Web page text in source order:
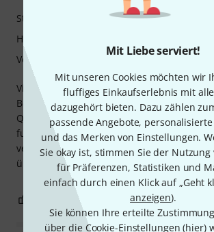
Mit Liebe serviert!
Mit unseren Cookies möchten wir
fluffiges Einkaufserlebnis mit
dazugehört bieten. Dazu zählen
passende Angebote,
und das Merken von Einstellungen.
Sie okay ist, stimmen Sie der Nutzung
für Präferenzen, Statistiken und
einfach durch einen Klick auf „Geht
anzeigen).
Sie können Ihre erteilte
über die Cookie-Einstellungen (hier)
Viel braucht man nicht zu sagen -
Befürchtung, für kleines Geld auch nur eine
Qualität zu bekommen, zeigt sich die
funktionell, gut gepolstert und auch gut
verarbeitet. Insgesamt eine runde Sache
überraschen konnte!
Stabilität
Handling
Verarbeitung
0 BEWERTUNG MELDEN